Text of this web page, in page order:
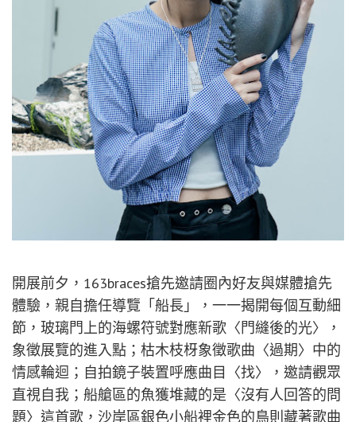
開展前夕，163braces搶先邀請圈內好友與媒體搶先
體驗，親自擔任導覽「船長」，一一揭開每個互動細
節，玻璃門上的海螺符號對應新歌〈門縫後的光〉，
象徵展覽的進入點；枯木枝枒象徵歌曲〈過期〉中的
情感輪迴；自拍鏡子裝置呼應曲目〈找〉，邀請觀眾
直視自我；船艙區的魚獲堆藏的是〈沒有人回答的問
題〉這首歌，沙岸區銀色小船裡金色的鳥則藏著歌曲